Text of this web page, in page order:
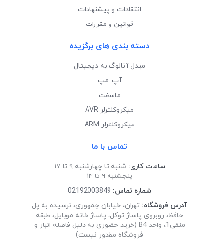
انتقادات و پیشنهادات
قوانین و مقررات
دسته بندی های برگزیده
مبدل آنالوگ به دیجیتال
آپ امپ
ماسفت
میکروکنترلر AVR
میکروکنترلر ARM
تماس با ما
ساعات کاری: شنبه تا چهارشنبه ۹ تا ۱۷
پنجشنبه ۹ تا ۱۴
شماره تماس: 02192003849
آدرس فروشگاه: تهران، خیابان جمهوری، نرسیده به پل
حافظ، روبروی پاساژ توکل، پاساژ خانه موبایل، طبقه
منفی1، واحد B4 (خرید حضوری به دلیل فاصله انبار و
فروشگاه مقدور نیست)